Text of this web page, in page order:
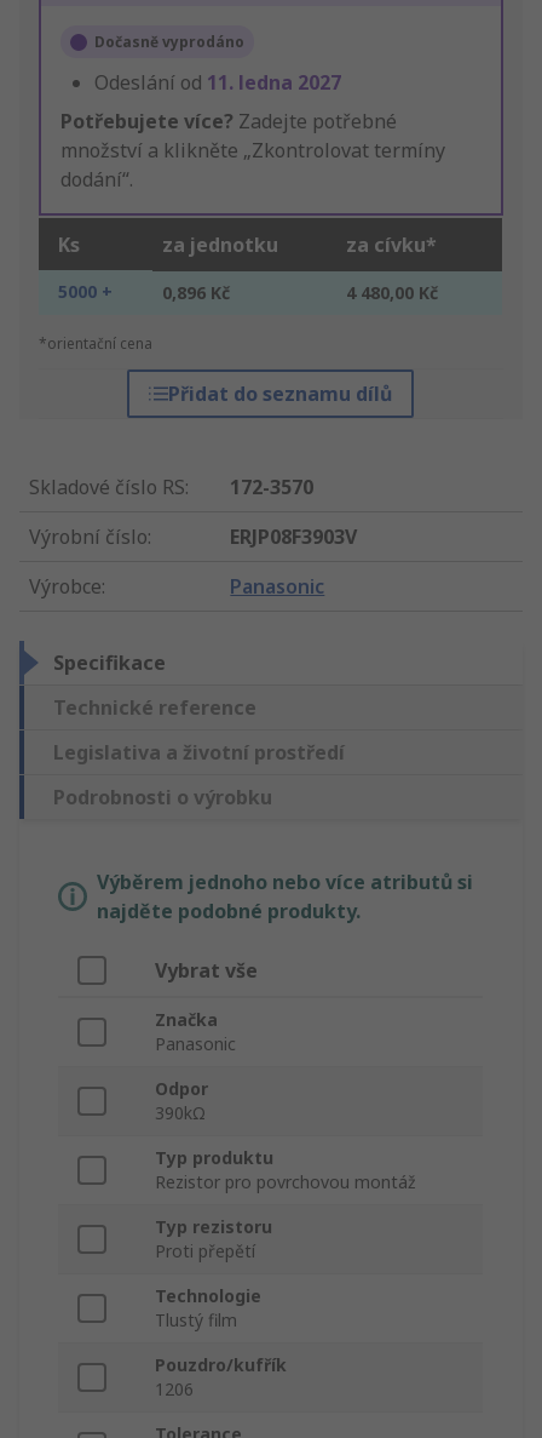
Dočasně vyprodáno
Odeslání od 11. ledna 2027
Potřebujete více? Zadejte potřebné
množství a klikněte „Zkontrolovat termíny
dodání“.
Ks za jednotku za cívku*
5000 + 0,896 Kč 4 480,00 Kč
*orientační cena
Přidat do seznamu dílů
Skladové číslo RS:
172-3570
Výrobní číslo:
ERJP08F3903V
Výrobce: Panasonic
Specifikace
Technické reference
Legislativa a životní prostředí
Podrobnosti o výrobku
Výběrem jednoho nebo více atributů si
najděte podobné produkty.
Vybrat vše
Značka
Panasonic
Odpor
390kΩ
Typ produktu
Rezistor pro povrchovou montáž
Typ rezistoru
Proti přepětí
Technologie
Tlustý film
Pouzdro/kufřík
1206